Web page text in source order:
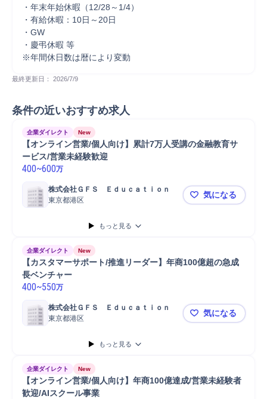
・年末年始休暇（12/28～1/4）
・有給休暇：10日～20日
・GW
・慶弔休暇 等
※年間休日数は暦により変動
最終更新日： 2026/7/9
条件の近いおすすめ求人
企業ダイレクト New
【オンライン営業/個人向け】累計7万人受講の金融教育サ
ービス/営業未経験歓迎
400~600万
株式会社ＧＦＳ　Ｅｄｕｃａｔｉｏｎ
東京都港区
【オンライ
気になる
もっと見る
企業ダイレクト New
【カスタマーサポート/推進リーダー】年商100億超の急成
長ベンチャー
400~550万
株式会社ＧＦＳ　Ｅｄｕｃａｔｉｏｎ
東京都港区
【カスタマ
気になる
もっと見る
企業ダイレクト New
【オンライン営業/個人向け】年商100億達成/営業未経験者
歓迎/AIスクール事業